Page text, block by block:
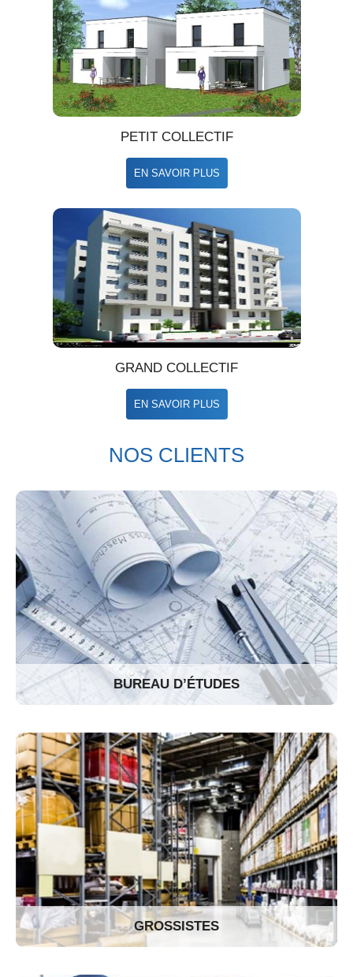
PETIT COLLECTIF
EN SAVOIR PLUS
GRAND COLLECTIF
EN SAVOIR PLUS
NOS CLIENTS
BUREAU D’ÉTUDES
GROSSISTES